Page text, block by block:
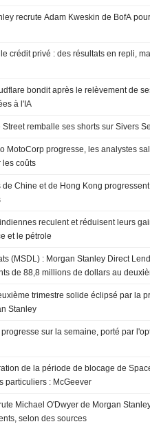
recrute Adam Kweskin de BofA
crédit privé : des résultats en repli,
bondit après le relèvement de
à l'IA
Street remballe ses shorts sur Sivers
MotoCorp progresse, les analystes
les coûts
de Chine et de Hong Kong
reculent et réduisent leurs
et le pétrole
(MSDL) : Morgan Stanley Direct
de 88,8 millions de dollars au
trimestre solide éclipsé par la
Stanley
progresse sur la semaine, porté par
de la période de blocage de
particuliers : McGeever
Michael O'Dwyer de Morgan
selon des sources